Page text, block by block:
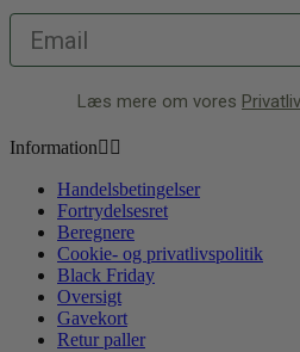
Læs mere om vores
Information 
Handelsbetingelser
Fortrydelsesret
Beregnere
Cookie- og privatlivspolitik
Black Friday
Oversigt
Gavekort
Retur paller